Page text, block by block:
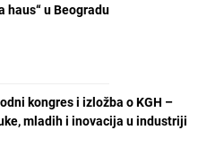
haus“ u Beogradu
kongres i izložba o KGH –
mladih i inovacija u industriji